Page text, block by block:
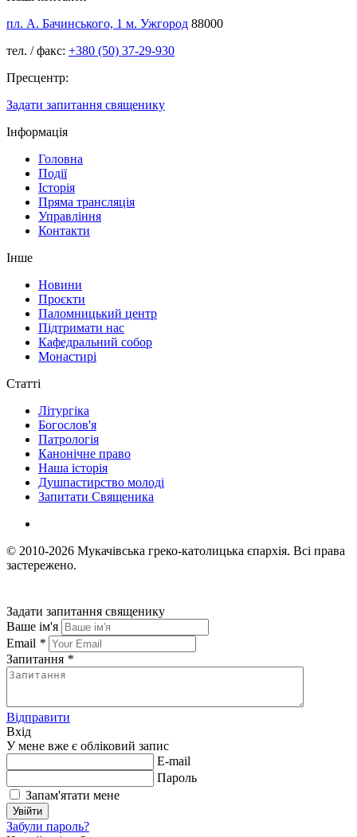
пл. А. Бачинського, 1 м. Ужгород 88000
тел. / факс: +380 (50) 37-29-930
Пресцентр:
Задати запитання священику
Інформація
Головна
Події
Історія
Пряма трансляція
Управління
Контакти
Інше
Новини
Проєкти
Паломницький центр
Підтримати нас
Кафедральний собор
Монастирі
Статті
Літургіка
Богослов'я
Патрологія
Канонічне право
Наша історія
Душпастирство молоді
Запитати Священика
© 2010-2026 Мукачівська греко-католицька єпархія. Всі права
застережено.
Задати запитання священику
Ваше ім'я
Email *
Запитання *
Відправити
Вхід
У мене вже є обліковий запис
E-mail
Пароль
Запам'ятати мене
Увійти
Забули пароль?